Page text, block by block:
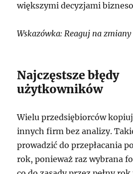
większymi decyzjami
Wskazówka: Reaguj na
Najczęstsze błędy
użytkowników
Wielu przedsiębiorców
innych firm bez analizy.
prowadzić do przepłacania
rok, ponieważ raz wybrana